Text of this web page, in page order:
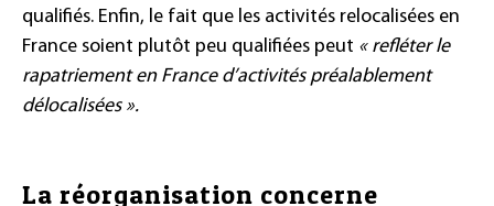
qualifiés. Enfin, le fait que les activités relocalisées en
France soient plutôt peu qualifiées peut « refléter le
rapatriement en France d’activités préalablement
délocalisées ».
La réorganisation concerne